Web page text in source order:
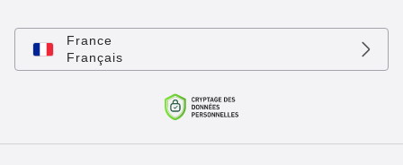
France
Français